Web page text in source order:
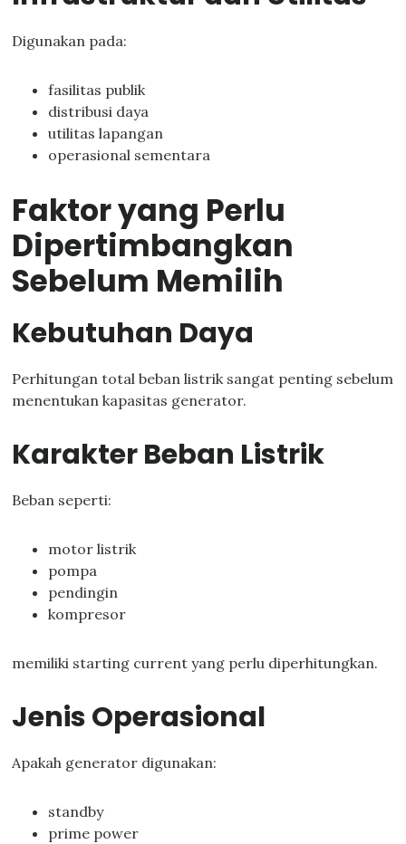
Digunakan pada:
fasilitas publik
distribusi daya
utilitas lapangan
operasional sementara
Faktor yang Perlu
Dipertimbangkan
Sebelum Memilih
Kebutuhan Daya
Perhitungan total beban listrik sangat penting sebelum
menentukan kapasitas generator.
Karakter Beban Listrik
Beban seperti:
motor listrik
pompa
pendingin
kompresor
memiliki starting current yang perlu diperhitungkan.
Jenis Operasional
Apakah generator digunakan:
standby
prime power